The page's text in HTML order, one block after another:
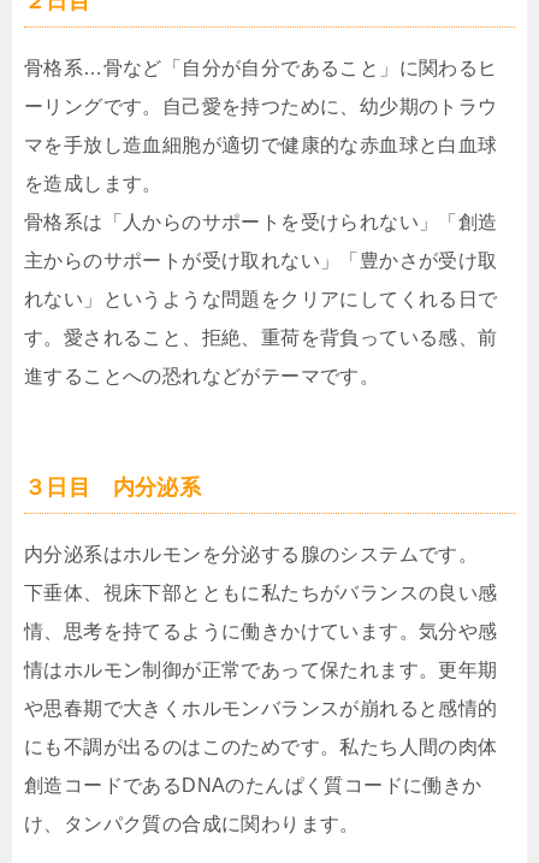
骨格系…骨など「自分が自分であること」に関わるヒ
ーリングです。自己愛を持つために、幼少期のトラウ
マを手放し造血細胞が適切で健康的な赤血球と白血球
を造成します。
骨格系は「人からのサポートを受けられない」「創造
主からのサポートが受け取れない」「豊かさが受け取
れない」というような問題をクリアにしてくれる日で
す。愛されること、拒絶、重荷を背負っている感、前
進することへの恐れなどがテーマです。
３日目 内分泌系
内分泌系はホルモンを分泌する腺のシステムです。
下垂体、視床下部とともに私たちがバランスの良い感
情、思考を持てるように働きかけています。気分や感
情はホルモン制御が正常であって保たれます。更年期
や思春期で大きくホルモンバランスが崩れると感情的
にも不調が出るのはこのためです。私たち人間の肉体
創造コードであるDNAのたんぱく質コードに働きか
け、タンパク質の合成に関わります。